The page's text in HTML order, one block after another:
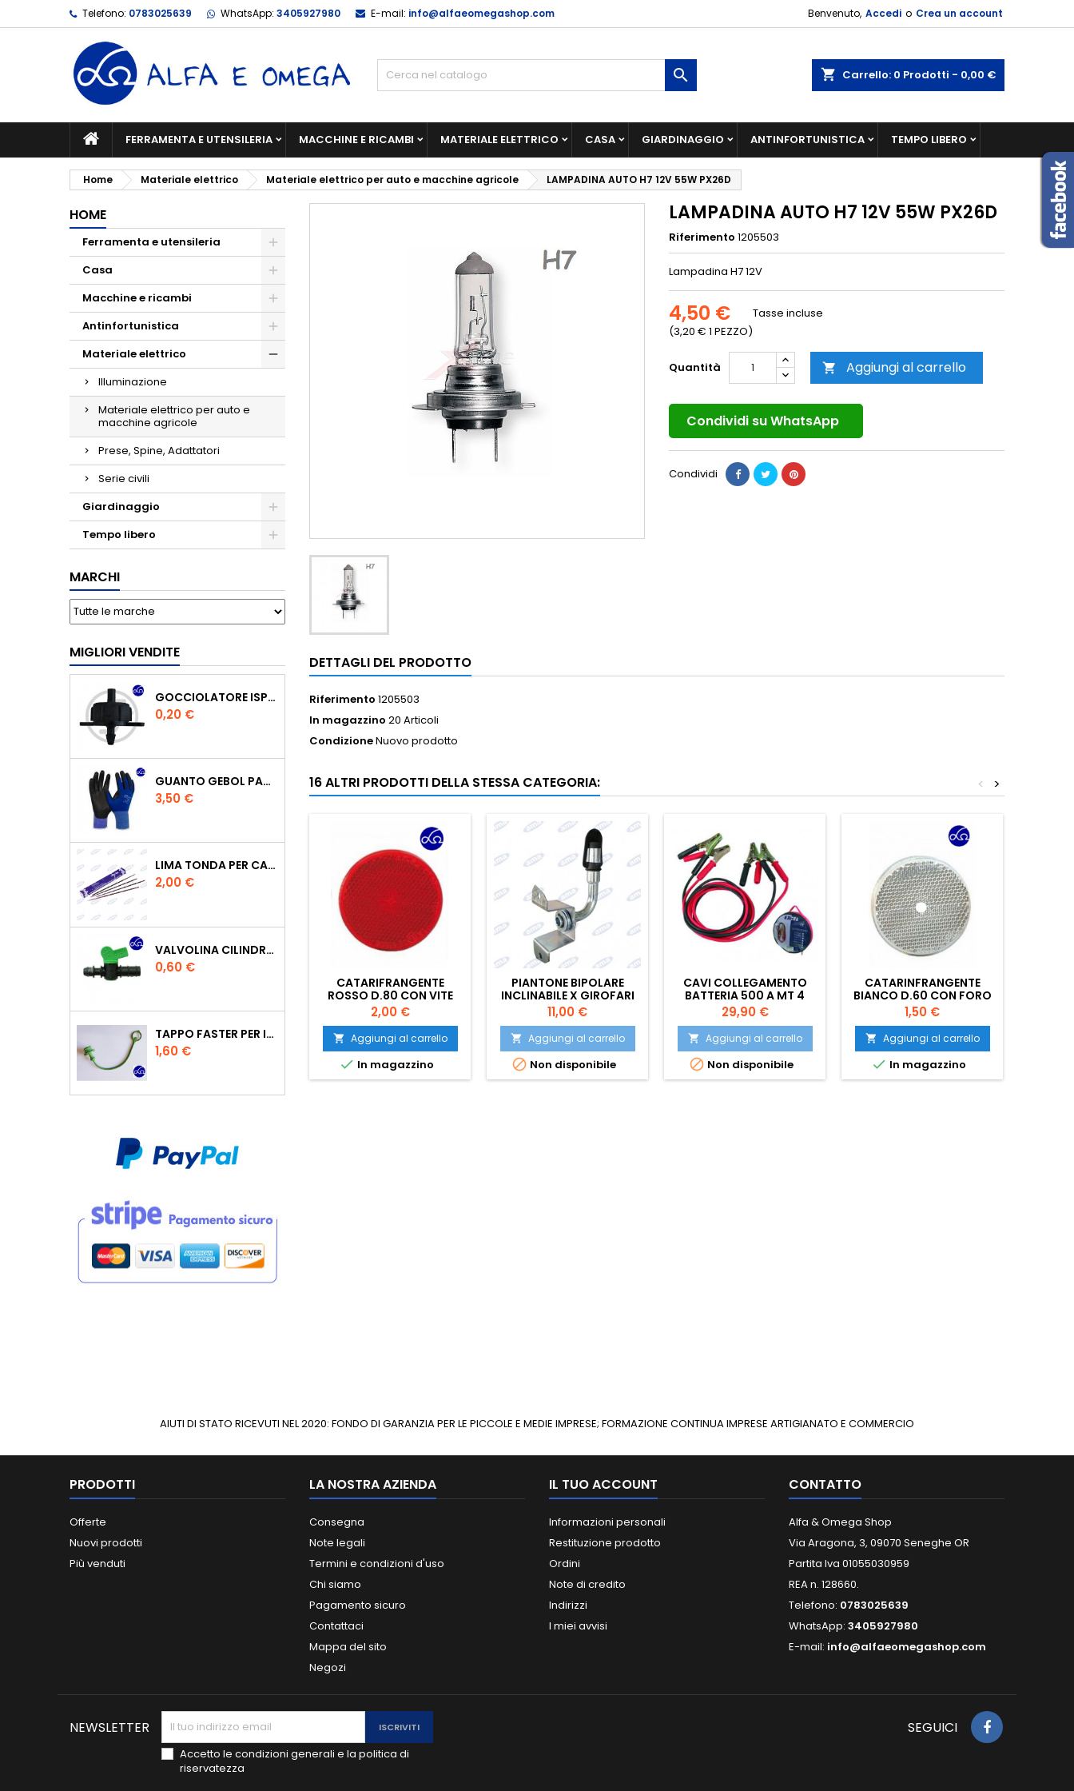
Telefono: 0783025639 WhatsApp: 3405927980 E-mail: info@alfaeomegashop.com Benvenuto, Accedi o Crea un account
shopping_cart Carrello: 0 Prodotti - 0,00 €

FERRAMENTA E UTENSILERIA MACCHINE E RICAMBI MATERIALE ELETTRICO CASA GIARDINAGGIO ANTINFORTUNISTICA TEMPO LIBERO
Home Materiale elettrico Materiale elettrico per auto e macchine agricole LAMPADINA AUTO H7 12V 55W PX26D
HOME
Ferramenta e utensileria
Casa
Macchine e ricambi
Antinfortunistica
Materiale elettrico
Illuminazione
Materiale elettrico per auto e
macchine agricole
Prese, Spine, Adattatori
Serie civili
Giardinaggio
Tempo libero
MARCHI
MIGLIORI VENDITE
GOCCIOLATORE ISPEZIONABILE 4 L/H
Prezzo
0,20 €
GUANTO GEBOL PACIFIC - TG.10 709553 -
Prezzo
3,50 €
LIMA TONDA PER CATENA MOTOSEGA VALLORBE 3/16
Prezzo
2,00 €
VALVOLINA CILINDRO DI DERIVAZIONE CON PORTAGOMMA IN POLIPROPILENE- Ø MM.16
Prezzo
0,60 €
TAPPO FASTER PER INNESTO RAPIDO FEMMINA DA 1/2" COLORE VERDE
Prezzo
1,60 €
LAMPADINA AUTO H7 12V 55W PX26D
Riferimento 1205503
Lampadina H7 12V
4,50 €
(3,20 € 1 PEZZO)
Tasse incluse
Quantità  Aggiungi al carrello
Condividi su WhatsApp
Condividi
DETTAGLI DEL PRODOTTO
Riferimento 1205503
In magazzino 20 Articoli
CondizioneNuovo prodotto
16 ALTRI PRODOTTI DELLA STESSA CATEGORIA: >
<
CATARIFRANGENTE
ROSSO D.80 CON VITE
Prezzo
2,00 €
 Aggiungi al carrello
 In magazzino
PIANTONE BIPOLARE
INCLINABILE X GIROFARI
Prezzo
11,00 €
 Aggiungi al carrello
 Non disponibile
CAVI COLLEGAMENTO
BATTERIA 500 A MT 4
Prezzo
29,90 €
 Aggiungi al carrello
 Non disponibile
CATARINFRANGENTE
BIANCO D.60 CON FORO
Prezzo
1,50 €
 Aggiungi al carrello
 In magazzino
AIUTI DI STATO RICEVUTI NEL 2020: FONDO DI GARANZIA PER LE PICCOLE E MEDIE IMPRESE; FORMAZIONE CONTINUA IMPRESE ARTIGIANATO E COMMERCIO
PRODOTTI
Offerte
Nuovi prodotti
Più venduti
LA NOSTRA AZIENDA
Consegna
Note legali
Termini e condizioni d'uso
Chi siamo
Pagamento sicuro
Contattaci
Mappa del sito
Negozi
IL TUO ACCOUNT
Informazioni personali
Restituzione prodotto
Ordini
Note di credito
Indirizzi
I miei avvisi
CONTATTO
Alfa & Omega Shop
Via Aragona, 3, 09070 Seneghe OR
Partita Iva 01055030959
REA n. 128660.
Telefono: 0783025639
WhatsApp: 3405927980
E-mail: info@alfaeomegashop.com
NEWSLETTER
Accetto le condizioni generali e la politica di
riservatezza
SEGUICI